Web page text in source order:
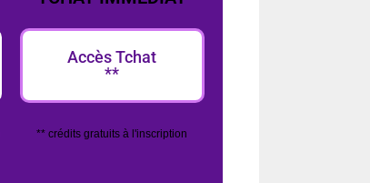
Accès Tchat
**
** crédits gratuits à l'inscription